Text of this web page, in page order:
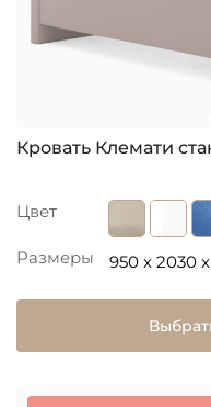
Кровать Клемати
Цвет
Размеры 950 x 2030 x